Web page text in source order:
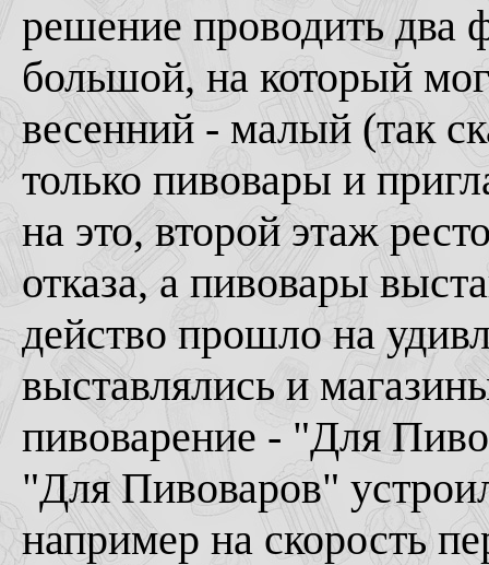
решение проводить два
большой, на который
весенний - малый (так
только пивовары и
на это, второй этаж
отказа, а пивовары
действо прошло на
выставлялись и
пивоварение - "Для
"Для Пивоваров"
например на скорость